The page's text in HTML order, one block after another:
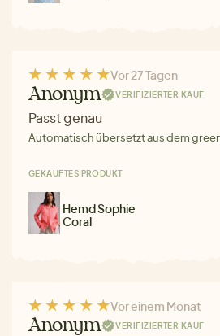
Vor 27 Tagen
Anonym VERIFIZIERTER KAUF
Passt genau
Automatisch übersetzt aus dem
GEKAUFTES PRODUKT
Hemd Sophie
Coral
Vor einem Monat
Anonym VERIFIZIERTER KAUF